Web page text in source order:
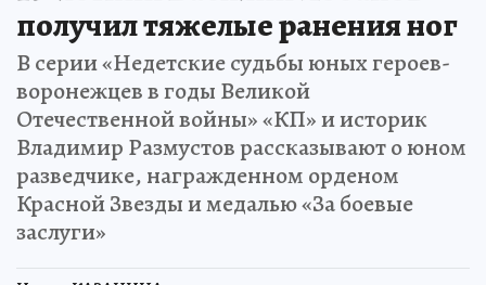
получил тяжелые ранения ног
В серии «Недетские судьбы юных героев-
воронежцев в годы Великой
Отечественной войны» «КП» и историк
Владимир Размустов рассказывают о юном
разведчике, награжденном орденом
Красной Звезды и медалью «За боевые
заслуги»